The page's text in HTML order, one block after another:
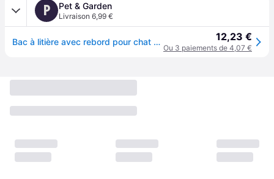
P Pet & Garden
Livraison 6,99 €
Bac à litière avec rebord pour chat Nobby Pet Iriz - Gris 12,23 €
Ou 3 paiements de 4,07 €